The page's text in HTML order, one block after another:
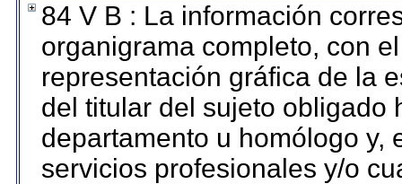
84 V B : La información
organigrama completo, con
representación gráfica de la
del titular del sujeto obligado
departamento u homólogo y,
servicios profesionales y/o